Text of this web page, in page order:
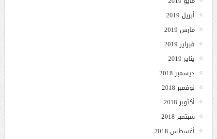
أبريل 2019
مارس 2019
فبراير 2019
يناير 2019
ديسمبر 2018
نوفمبر 2018
أكتوبر 2018
سبتمبر 2018
أغسطس 2018